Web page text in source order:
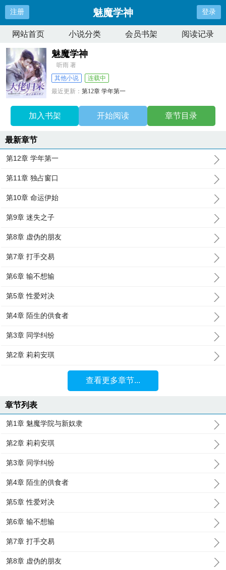
注册 魅魔学神 登录
网站首页 小说分类 会员书架 阅读记录
魅魔学神
听雨 著
其他小说
连载中
最近更新：第12章 学年第一
加入书架 开始阅读 章节目录
最新章节
第12章 学年第一
第11章 独占窗口
第10章 命运伊始
第9章 迷失之子
第8章 虚伪的朋友
第7章 打手交易
第6章 输不想输
第5章 性爱对决
第4章 陌生的供食者
第3章 同学纠纷
第2章 莉莉安琪
查看更多章节...
章节列表
第1章 魅魔学院与新奴隶
第2章 莉莉安琪
第3章 同学纠纷
第4章 陌生的供食者
第5章 性爱对决
第6章 输不想输
第7章 打手交易
第8章 虚伪的朋友